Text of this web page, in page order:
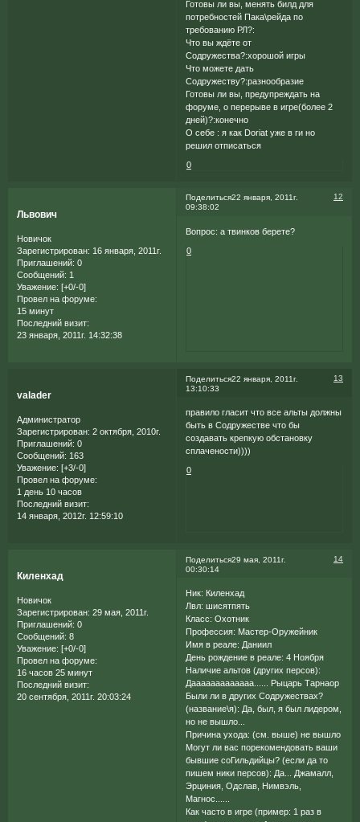
Готовы ли вы, менять билд для
потребностей Пака\рейда по
требованию РЛ?:
Что вы ждёте от
Содружества?:хорошой игры
Что можете дать
Содружеству?:разнообразие
Готовы ли вы, предупреждать на
форуме, о перерыве в игре(более 2
дней)?:конечно
О себе : я как Doriat уже в ги но
решил отписаться
0
Поделиться 12
22 января, 2011г.
09:38:02
Львович
Новичок
Зарегистрирован: 16 января, 2011г.
Приглашений: 0
Сообщений: 1
Уважение: [+0/-0]
Провел на форуме:
15 минут
Последний визит:
23 января, 2011г. 14:32:38
Вопрос: а твинков берете?
0
Поделиться 13
22 января, 2011г.
13:10:33
valader
Администратор
Зарегистрирован: 2 октября, 2010г.
Приглашений: 0
Сообщений: 163
Уважение: [+3/-0]
Провел на форуме:
1 день 10 часов
Последний визит:
14 января, 2012г. 12:59:10
правило гласит что все альты должны
быть в Содружестве что бы
создавать крепкую обстановку
сплачености))))
0
Поделиться 14
29 мая, 2011г.
00:30:14
Киленхад
Новичок
Зарегистрирован: 29 мая, 2011г.
Приглашений: 0
Сообщений: 8
Уважение: [+0/-0]
Провел на форуме:
16 часов 25 минут
Последний визит:
20 сентября, 2011г. 20:03:24
Ник: Киленхад
Лвл: шисятпять
Класс: Охотник
Профессия: Мастер-Оружейник
Имя в реале: Даниил
День рождение в реале: 4 Ноября
Наличие альтов (других персов):
Дааааааааааааа...... Рыцарь Тарнаор
Были ли в других Содружествах?
(название\я): Да, был, я был лидером,
но не вышло...
Причина ухода: (см. выше) не вышло
Могут ли вас порекомендовать ваши
бывшие соГильдийцы? (если да то
пишем ники персов): Да... Джамалл,
Эрциния, Одслав, Нимвэль,
Магнос......
Как часто в игре (пример: 1 раз в